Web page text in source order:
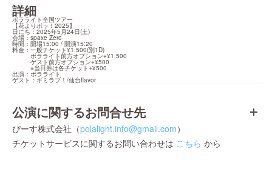
詳細
ポラライト全国ツアー
【花よりポッ！2025】
日にち：2025年5月24日(土)
会場：spaxe Zero
時間：開場15:00 / 開演15:20
料金：一般チケット¥1,500(別1D)
ポラライト前方オプション+¥1,500
ゲスト前方オプション+¥500
※当日券は各チケット+¥500
出演：ポラライト
ゲスト：ギミラブ！/仙台flavor
公演に関するお問合せ先
ぴーす株式会社（polalight.info@gmail.com）
チケットサービスに関するお問い合わせは こちら から